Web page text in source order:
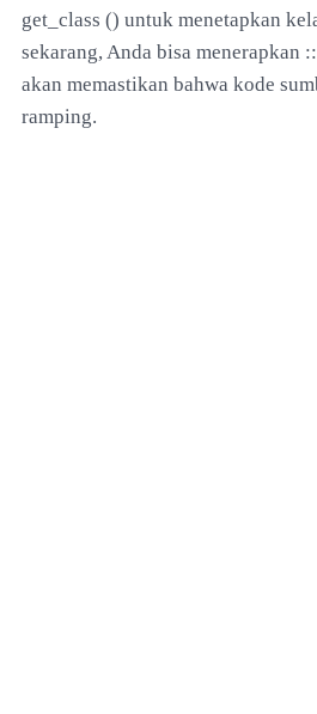
get_class () untuk menetapkan
sekarang, Anda bisa menerapkan
akan memastikan bahwa kode
ramping.